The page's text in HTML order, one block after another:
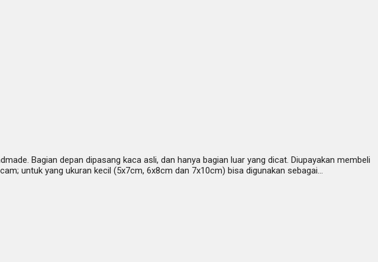
Bagian depan dipasang kaca asli, dan hanya bagian luar yang dicat. Diupayakan membeli
untuk yang ukuran kecil (5x7cm, 6x8cm dan 7x10cm) bisa digunakan sebagai…